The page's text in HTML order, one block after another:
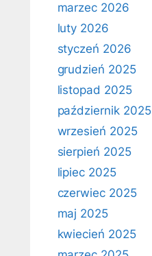
marzec 2026
luty 2026
styczeń 2026
grudzień 2025
listopad 2025
październik 2025
wrzesień 2025
sierpień 2025
lipiec 2025
czerwiec 2025
maj 2025
kwiecień 2025